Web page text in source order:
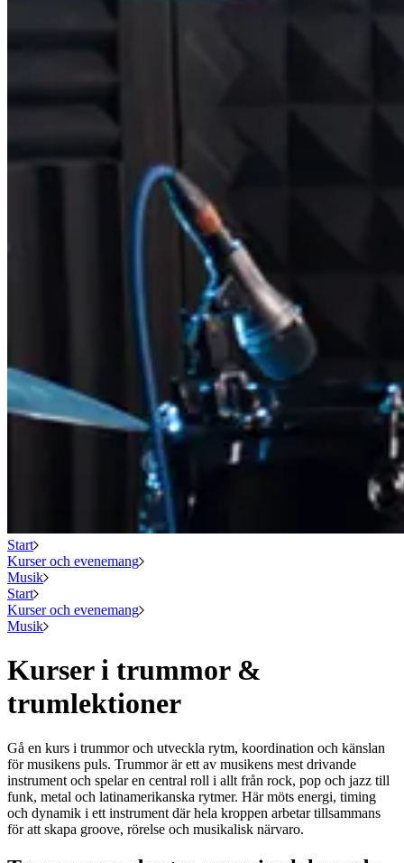
Start
Kurser och evenemang
Musik
Start
Kurser och evenemang
Musik
Kurser i trummor &
trumlektioner
Gå en kurs i trummor och utveckla rytm, koordination och känslan
för musikens puls. Trummor är ett av musikens mest drivande
instrument och spelar en central roll i allt från rock, pop och jazz till
funk, metal och latinamerikanska rytmer. Här möts energi, timing
och dynamik i ett instrument där hela kroppen arbetar tillsammans
för att skapa groove, rörelse och musikalisk närvaro.